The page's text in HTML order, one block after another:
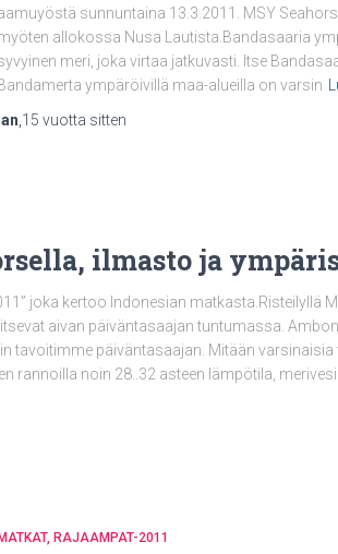
sunnuntaina 13.3.2011. MSY
allokossa Nusa Lautista.Bandasaaria
meri, joka virtaa jatkuvasti. Itse
Bandamerta ympäröivillä maa-alueilla on varsin
Ian 15 vuotta sitten
ilmasto ja
joka kertoo Indonesian matkasta.Risteilyllä
aivan päiväntasaajan tuntumassa.
tavoitimme päiväntasaajan. Mitään varsinaisia
rannoilla noin 28..32 asteen lämpötila,
MATKAT RAJAAMPAT-2011